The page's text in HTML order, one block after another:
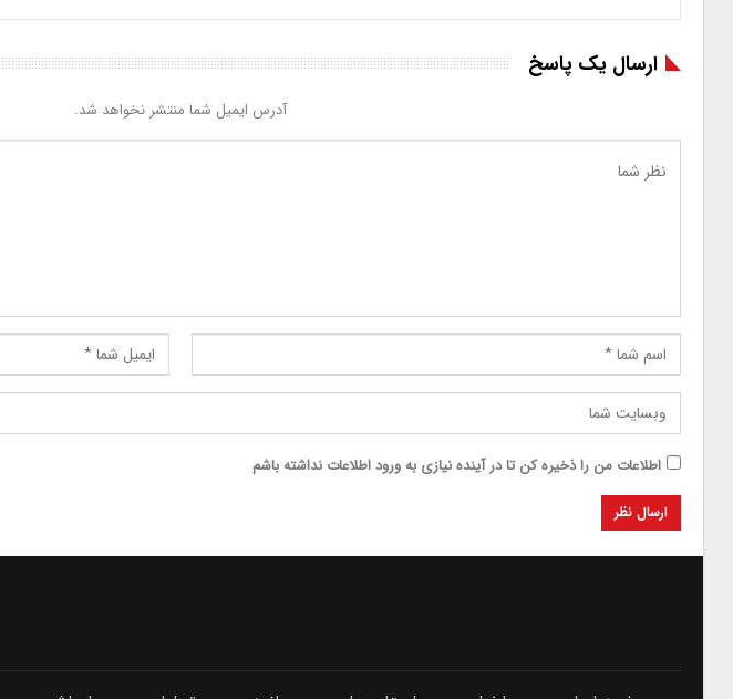
ارسال یک پاسخ
آدرس ایمیل شما منتشر نخواهد شد.
اطلاعات من را ذخیره کن تا در آینده نیازی به ورود اطلاعات نداشته باشم